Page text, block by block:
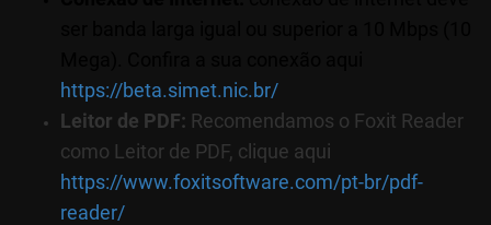
https://beta.simet.nic.br/
Leitor de PDF: Recomendamos o Foxit Reader
como Leitor de PDF, clique aqui
https://www.foxitsoftware.com/pt-br/pdf-
reader/